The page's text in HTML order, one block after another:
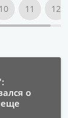
10 11 12
о